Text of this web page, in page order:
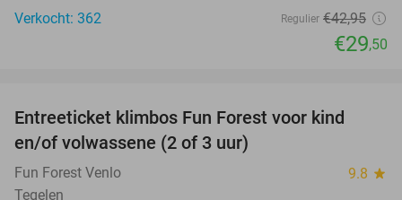
Verkocht: 362
Regulier €42,95
€29,50
Entreeticket klimbos Fun Forest voor kind
en/of volwassene (2 of 3 uur)
Fun Forest Venlo 9.8 star
Tegelen